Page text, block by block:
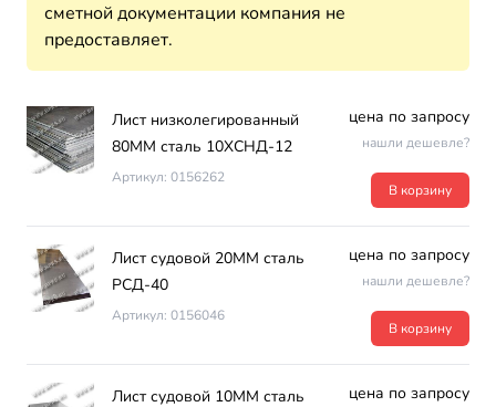
сметной документации компания не
предоставляет.
Лист низколегированный
80ММ сталь 10ХСНД-12
Артикул: 0156262
цена по запросу
нашли дешевле?
В корзину
Лист судовой 20ММ сталь
РСД-40
Артикул: 0156046
цена по запросу
нашли дешевле?
В корзину
Лист судовой 10ММ сталь
цена по запросу